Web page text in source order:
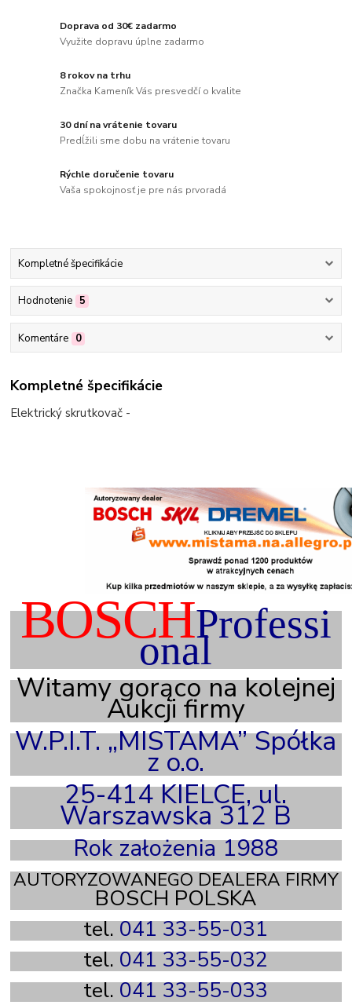
Doprava od 30€ zadarmo
Využite dopravu úplne zadarmo
8 rokov na trhu
Značka Kameník Vás presvedčí o kvalite
30 dní na vrátenie tovaru
Predĺžili sme dobu na vrátenie tovaru
Rýchle doručenie tovaru
Vaša spokojnosť je pre nás prvoradá
Kompletné špecifikácie
Hodnotenie 5
Komentáre 0
Kompletné špecifikácie
Elektrický skrutkovač -
BOSCHProfessi
onal
Witamy gorąco na kolejnej
Aukcji firmy
W.P.I.T. „MISTAMA” Spółka
z o.o.
25-414 KIELCE, ul.
Warszawska 312 B
Rok założenia 1988
AUTORYZOWANEGO DEALERA FIRMY
BOSCH POLSKA
tel.041 33-55-031
tel.041 33-55-032
tel.041 33-55-033